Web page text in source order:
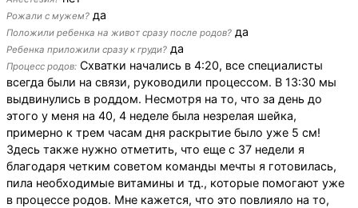
Рожали с мужем? да
Положили ребенка на живот сразу после родов? да
Ребенка приложили сразу к груди? да
Процесс родов: Схватки начались в 4:20, все специалисты
всегда были на связи, руководили процессом. В 13:30 мы
выдвинулись в роддом. Несмотря на то, что за день до
этого у меня на 40, 4 неделе была незрелая шейка,
примерно к трем часам дня раскрытие было уже 5 см!
Здесь также нужно отметить, что еще с 37 недели я
благодаря четким советом команды мечты я готовилась,
пила необходимые витамины и тд., которые помогают уже
в процессе родов. Мне кажется, что это повлияло на то,